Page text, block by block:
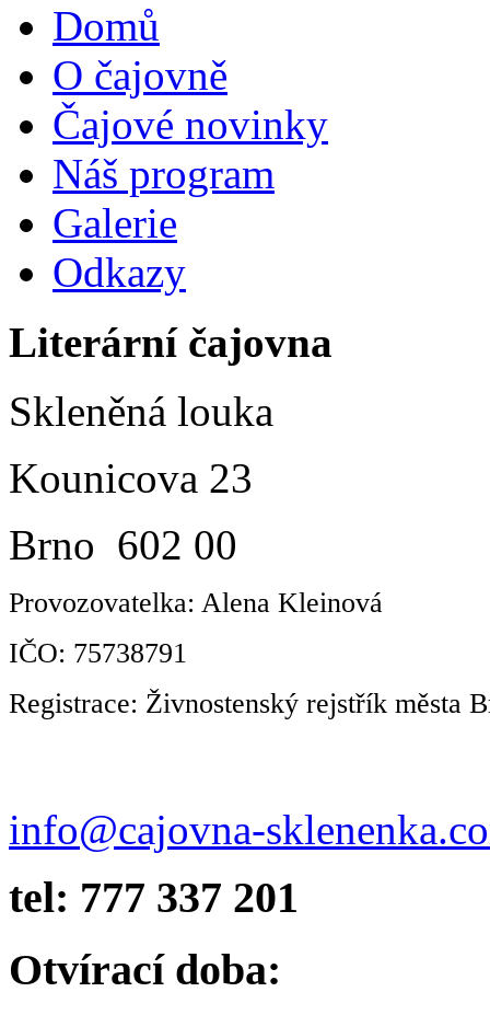
Domů
O čajovně
Čajové novinky
Náš program
Galerie
Odkazy
Literární čajovna
Skleněná louka
Kounicova 23
Brno 602 00
Provozovatelka: Alena Kleinová
IČO: 75738791
Registrace: Živnostenský rejstřík města
info@cajovna-
tel: 777 337 201
Otvírací doba: